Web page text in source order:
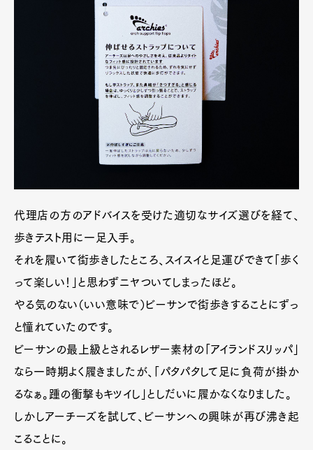
Art&Design
GourmetCars
Product CultureLifestyle
代理店の方のアドバイスを受けた適切なサイズ選びを経て、
歩きテスト用に一足入手。
それを履いて街歩きしたところ、スイスイと足運びできて「歩く
って楽しい！」と思わずニヤついてしまったほど。
やる気のない（いい意味で）ビーサンで街歩きすることにずっ
と憧れていたのです。
ビーサンの最上級とされるレザー素材の「アイランドスリッパ」
なら一時期よく履きましたが、「パタパタして足に負荷が掛か
るなぁ。踵の衝撃もキツイし」としだいに履かなくなりました。
しかしアーチーズを試して、ビーサンへの興味が再び沸き起
こることに。